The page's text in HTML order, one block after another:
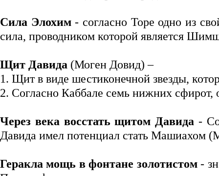
Сила Элохим- согласно Торе одно из
сила, проводником которой является
Щит Давида (Моген Довид) –
1. Щит в виде шестиконечной звезды,
2. Согласно Каббале семь нижних сфирот,
Через века восстать щитом Давида -
Давида имел потенциал стать Машиахом
Геракла мощь в фонтане золотистом-